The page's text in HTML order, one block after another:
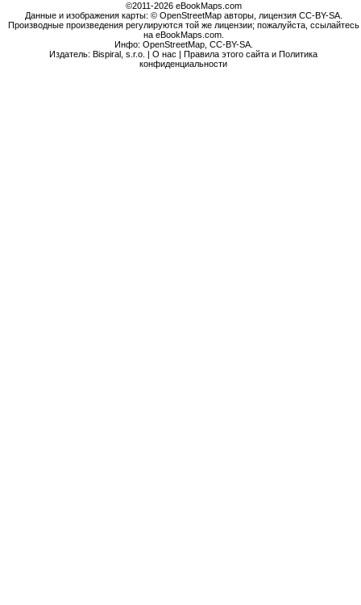
©2011-2026 eBookMaps.com
Данные и изображения карты: © OpenStreetMap авторы, лицензия CC-BY-SA.
Производные произведения регулируются той же лицензии; пожалуйста, ссылайтесь
на eBookMaps.com.
Инфо: OpenStreetMap, CC-BY-SA.
Издатель: Bispiral, s.r.o. |О нас |Правила этого сайта и Политика
конфиденциальности